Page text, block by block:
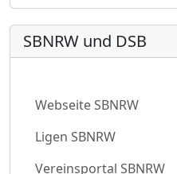
SBNRW und DSB
Webseite SBNRW
Ligen SBNRW
Vereinsportal SBNRW